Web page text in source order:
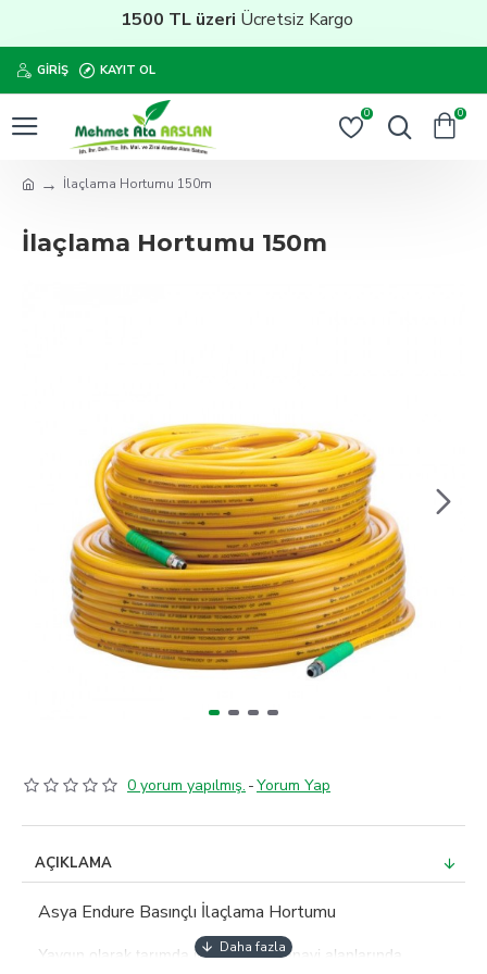
1500 TL üzeriÜcretsiz Kargo
GIRIŞ KAYIT OL
0 0
İlaçlama Hortumu 150m
İlaçlama Hortumu 150m
0 yorum yapılmış. -Yorum Yap
AÇIKLAMA
Asya Endure Basınçlı İlaçlama Hortumu
Yaygın olarak tarımda ilaçlama da sanayi alanlarında